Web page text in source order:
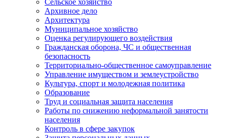
Сельское хозяйство
Архивное дело
Архитектура
Муниципальное хозяйство
Оценка регулирующего воздействия
Гражданская оборона, ЧС и общественная
безопасность
Территориально-общественное самоуправление
Управление имуществом и землеустройство
Культура, спорт и молодежная политика
Образование
Труд и социальная защита населения
Работы по снижению неформальной занятости
населения
Контроль в сфере закупок